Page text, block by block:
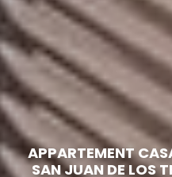
APPARTEMENT
SAN JUAN DE LOS